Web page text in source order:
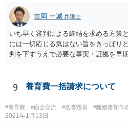
吉岡 一誠 弁護士
いち早く審判による終結を求める方策
には一切応じる気はない旨をきっぱり
判を下すうえで必要な事実・証拠を早
ディーに進められる可能性もあるとこ
しゃるように、法テラスの利用も検討
9 養育費一括請求について
#養育費 #面会交流 #名誉毀損 #離婚書類作
2021年1月13日